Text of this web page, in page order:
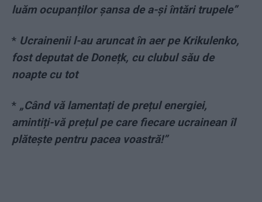
luăm ocupanților șansa de a-și întări trupele”
* Ucrainenii l-au aruncat în aer pe Krikulenko,
fost deputat de Donețk, cu clubul său de
noapte cu tot
* „Când vă lamentați de prețul energiei,
amintiți-vă prețul pe care fiecare ucrainean îl
plătește pentru pacea voastră!”